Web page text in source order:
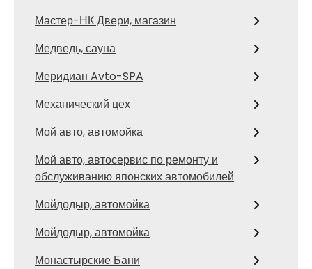
Мастер-НК Двери, магазин
Медведь, сауна
Меридиан Avto-SPA
Механический цех
Мой авто, автомойка
Мой авто, автосервис по ремонту и
обслуживанию японских автомобилей
Мойдодыр, автомойка
Мойдодыр, автомойка
Монастырские Бани